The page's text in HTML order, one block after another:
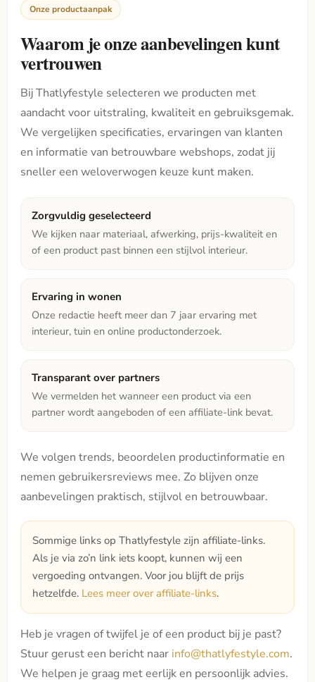
Onze productaanpak
Waarom je onze aanbevelingen kunt
vertrouwen
Bij Thatlyfestyle selecteren we producten met
aandacht voor uitstraling, kwaliteit en gebruiksgemak.
We vergelijken specificaties, ervaringen van klanten
en informatie van betrouwbare webshops, zodat jij
sneller een weloverwogen keuze kunt maken.
Zorgvuldig geselecteerd
We kijken naar materiaal, afwerking, prijs-kwaliteit en
of een product past binnen een stijlvol interieur.
Ervaring in wonen
Onze redactie heeft meer dan 7 jaar ervaring met
interieur, tuin en online productonderzoek.
Transparant over partners
We vermelden het wanneer een product via een
partner wordt aangeboden of een affiliate-link bevat.
We volgen trends, beoordelen productinformatie en
nemen gebruikersreviews mee. Zo blijven onze
aanbevelingen praktisch, stijlvol en betrouwbaar.
Sommige links op Thatlyfestyle zijn affiliate-links.
Als je via zo’n link iets koopt, kunnen wij een
vergoeding ontvangen. Voor jou blijft de prijs
hetzelfde. Lees meer over affiliate-links.
Heb je vragen of twijfel je of een product bij je past?
Stuur gerust een bericht naar info@thatlyfestyle.com.
We helpen je graag met eerlijk en persoonlijk advies.